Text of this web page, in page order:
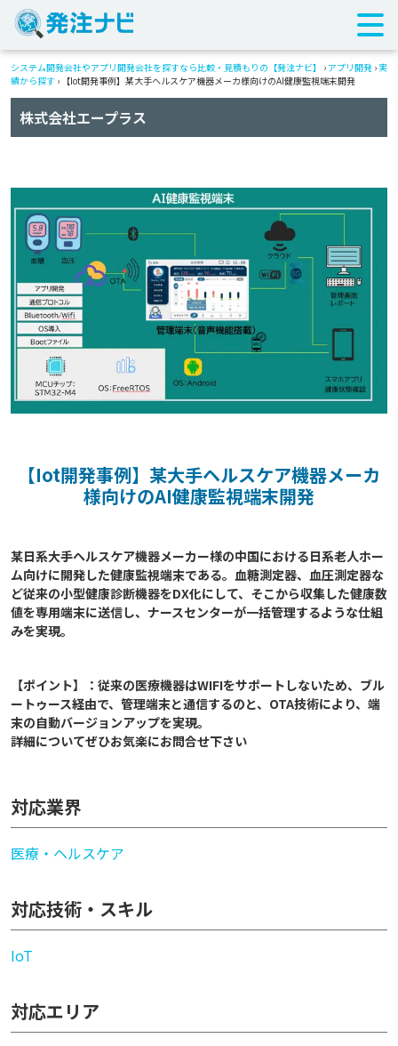
システム開発会社やアプリ開発会社を探すなら比較・見積もりの【発注ナビ】 › アプリ開発 › 実
績から探す › 【Iot開発事例】某大手ヘルスケア機器メーカ様向けのAI健康監視端末開発
株式会社エープラス
【Iot開発事例】某大手ヘルスケア機器メーカ
様向けのAI健康監視端末開発
某日系大手ヘルスケア機器メーカー様の中国における日系老人ホー
ム向けに開発した健康監視端末である。血糖測定器、血圧測定器な
ど従来の小型健康診断機器をDX化にして、そこから収集した健康数
値を専用端末に送信し、ナースセンターが一括管理するような仕組
【ポイント】：従来の医療機器はWIFIをサポートしないため、ブル
ートゥース経由で、管理端末と通信するのと、OTA技術により、端
末の自動バージョンアップを実現。
詳細についてぜひお気楽にお問合せ下さい
対応業界
医療・ヘルスケア
対応技術・スキル
IoT
対応エリア